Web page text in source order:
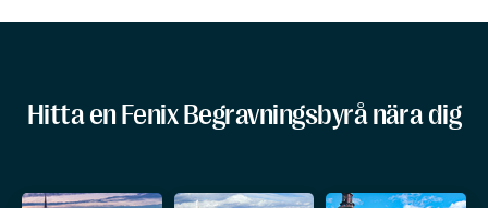
Hitta en Fenix Begravningsbyrå nära dig